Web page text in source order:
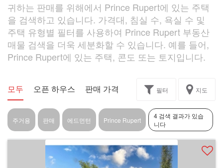
귀하는 판매를 위해에서 Prince Rupert에 있는 주택
을 검색하고 있습니다. 가격대, 침실 수, 욕실 수 및
주택 유형별 필터를 사용하여 Prince Rupert 부동산
매물 검색을 더욱 세분화할 수 있습니다. 예를 들어,
Prince Rupert에 있는 주택, 콘도 또는 토지입니다.
모두 오픈 하우스 판매 가격 독점 과제
필터 지도
주거용 판매 에드먼턴 Prince Rupert
4 검색 결과가 있습
니다